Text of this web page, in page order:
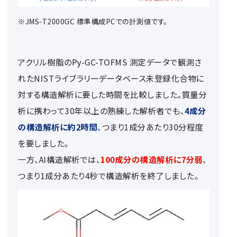
※JMS-T2000GC 標準構成PCでの計測値です。
アクリル樹脂のPy-GC-TOFMS 測定データで観測さ
れたNISTライブラリーデータベース未登録化合物に
対する構造解析に要した時間を比較しました。質量分
析に携わって30年以上の熟練した解析者でも、4成分
の構造解析に約2時間、つまり1成分あたり30分程度
を要しました。
一方、AI構造解析では、100成分の構造解析に7分弱、
つまり1成分あたり4秒で構造解析を終了しました。